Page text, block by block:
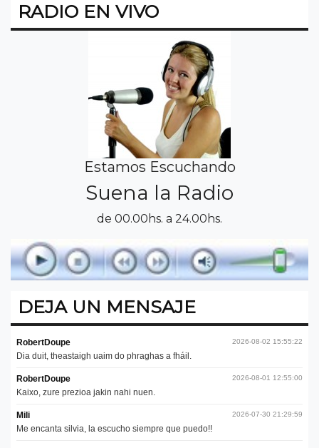
RADIO EN VIVO
Estamos Escuchando
Suena la Radio
de 00.00hs. a 24.00hs.
DEJA UN MENSAJE